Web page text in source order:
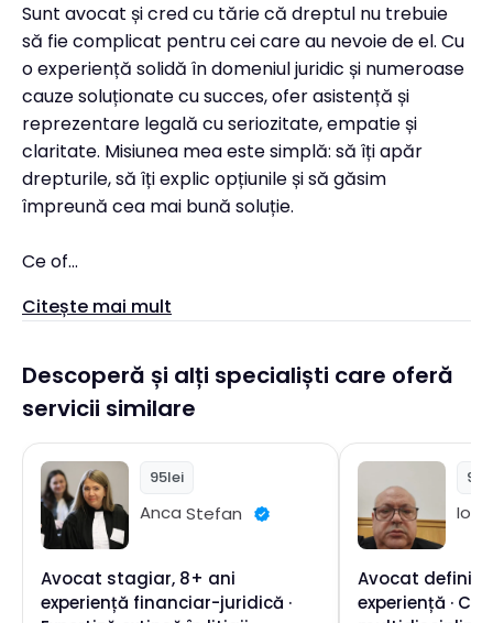
Sunt avocat și cred cu tărie că dreptul nu trebuie
să fie complicat pentru cei care au nevoie de el. Cu
o experiență solidă în domeniul juridic și numeroase
cauze soluționate cu succes, ofer asistență și
reprezentare legală cu seriozitate, empatie și
claritate. Misiunea mea este simplă: să îți apăr
drepturile, să îți explic opțiunile și să găsim
împreună cea mai bună soluție.
Ce of...
Citește mai mult
Descoperă și alți specialiști care oferă
servicii similare
95lei
Anca Stefan
Avocat stagiar, 8+ ani
experiență financiar-juridică ·
Avocat
experiență ·